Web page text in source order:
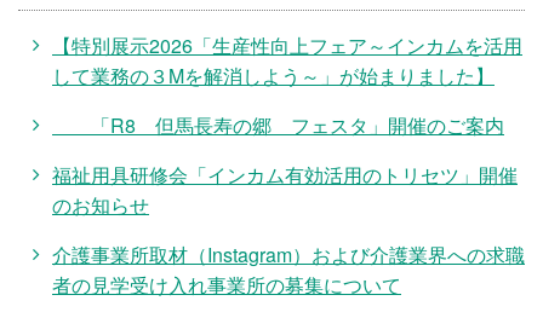
【特別展示2026「生産性向上フェア～インカムを活用
して業務の３Mを解消しよう～」が始まりました】
「R8 但馬長寿の郷 フェスタ」開催のご案内
福祉用具研修会「インカム有効活用のトリセツ」開催
のお知らせ
介護事業所取材（Instagram）および介護業界への求職
者の見学受け入れ事業所の募集について